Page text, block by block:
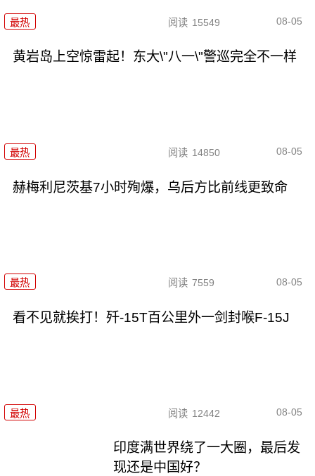
最热 阅读 15549 08-05
黄岩岛上空惊雷起！东大\"八一\"警巡完全不一样
最热 阅读 14850 08-05
赫梅利尼茨基7小时殉爆，乌后方比前线更致命
最热 阅读 7559 08-05
看不见就挨打！歼-15T百公里外一剑封喉F-15J
最热 阅读 12442 08-05
印度满世界绕了一大圈，最后发
现还是中国好？